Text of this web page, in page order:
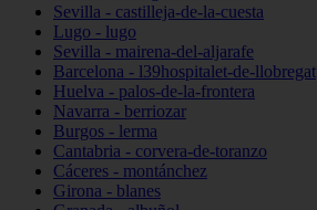
Sevilla - castilleja-de-la-cuesta
Lugo - lugo
Sevilla - mairena-del-aljarafe
Barcelona - l39hospitalet-de-llobregat
Huelva - palos-de-la-frontera
Navarra - berriozar
Burgos - lerma
Cantabria - corvera-de-toranzo
Cáceres - montánchez
Girona - blanes